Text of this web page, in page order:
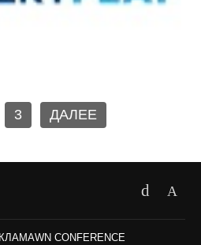
3 ДАЛЕЕ
WN CONFERENCE